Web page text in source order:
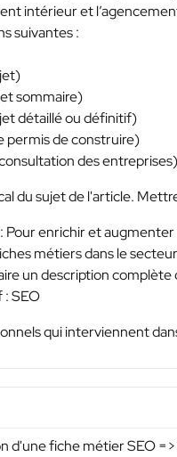
intérieur et
suivantes :
sommaire)
détaillé ou définitif)
permis de construire)
des entreprises)
du sujet de l'article.
Pour enrichir et augmenter
métiers dans le
un description
SEO
qui interviennent
d'une fiche métier SEO